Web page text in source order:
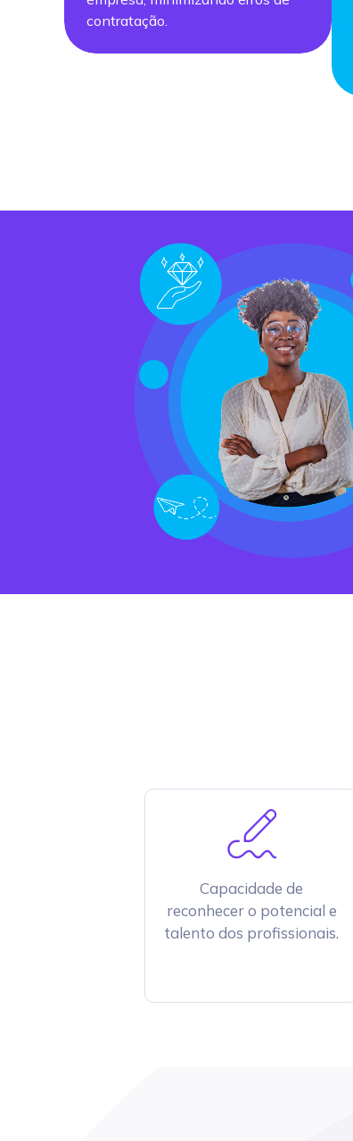
contratação.​
Capacidade de
reconhecer o potencial e
talento dos profissionais.​